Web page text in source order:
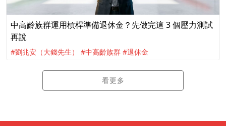
中高齡族群運用槓桿準備退休金？先做完這 3 個壓力測試
再說
#劉兆安（大錢先生） #中高齡族群 #退休金
看更多